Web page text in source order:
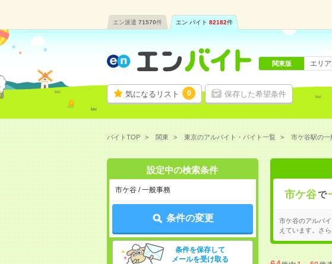
エン派遣 71570件 エン バイト 82182件
気になるリスト 0 保存した希望条件
関東版 エリ
バイトTOP 関東 東京のアルバイト・バイト一覧 市ケ谷駅の一
設定中の検索条件
市ケ谷 / 一般事務
条件の変更
条件を保存して
メールを受け取る
市ケ谷で
市ケ谷のアルバ
えています。さら